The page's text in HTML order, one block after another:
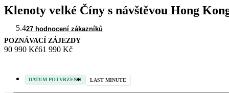
Klenoty velké Číny s návštěvou Hong
5.427 hodnocení zákazníků
POZNÁVACÍ ZÁJEZDY
90 990 Kč61 990 Kč
DATUM POTVRZENO LAST MINUTE